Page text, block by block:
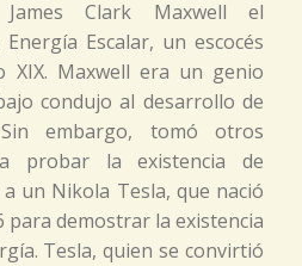
Clark Maxwell el
Escalar, un escocés
XIX. Maxwell era un genio
condujo al desarrollo de
embargo, tomó otros
probar la existencia de
un Nikola Tesla, que nació
para demostrar la existencia
Tesla, quien se convirtió